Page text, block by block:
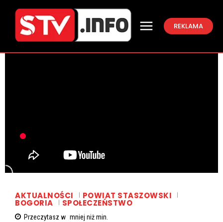
REKLAMA
AKTUALNOŚCI POWIAT STASZOWSKI
BOGORIA SPOŁECZEŃSTWO
Przeczytasz w mniej niżmin.